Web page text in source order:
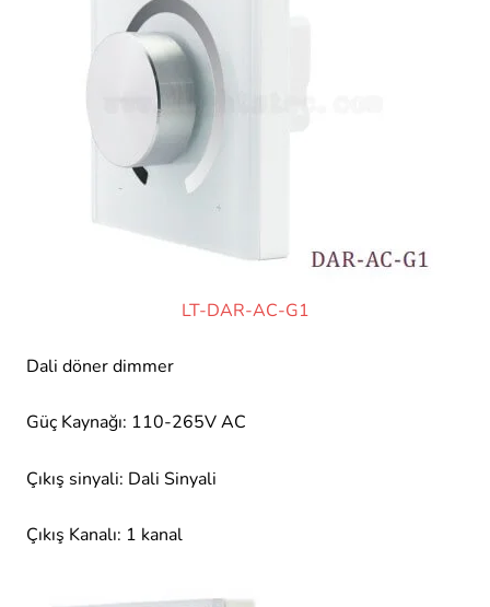
LT-DAR-AC-G1
Dali döner dimmer
Güç Kaynağı: 110-265V AC
Çıkış sinyali: Dali Sinyali
Çıkış Kanalı: 1 kanal